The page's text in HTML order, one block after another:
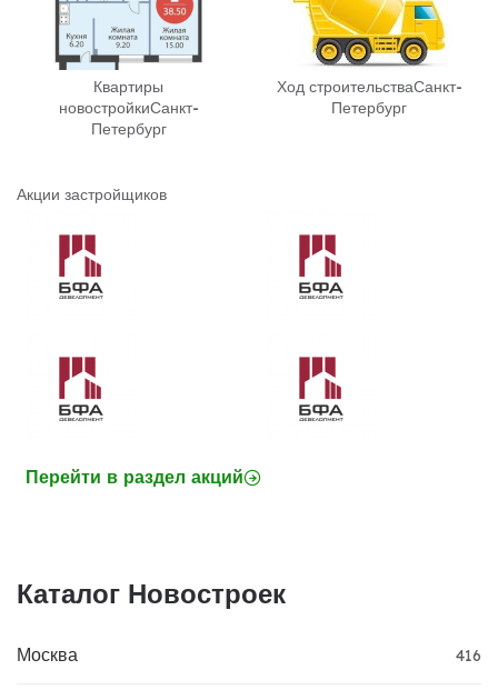
Квартиры
новостройкиСанкт-
Петербург
Ход строительстваСанкт-
Петербург
Акции застройщиков
Перейти в раздел акций
Каталог Новостроек
Москва 416